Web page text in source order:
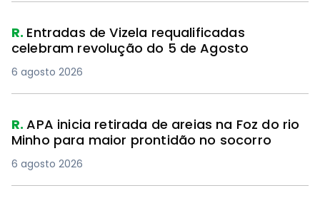
R. Entradas de Vizela requalificadas
celebram revolução do 5 de Agosto
6 agosto 2026
R.APA inicia retirada de areias na Foz do rio
Minho para maior prontidão no socorro
6 agosto 2026